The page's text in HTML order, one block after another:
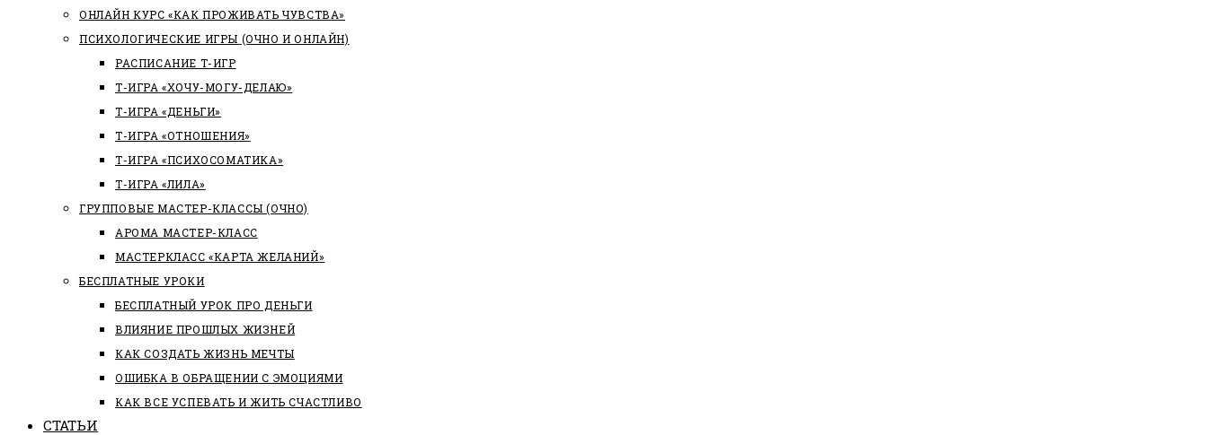
ОНЛАЙН КУРС «КАК ПРОЖИВАТЬ ЧУВСТВА»
ПСИХОЛОГИЧЕСКИЕ ИГРЫ (ОЧНО И ОНЛАЙН)
РАСПИСАНИЕ Т-ИГР
Т-ИГРА «ХОЧУ-МОГУ-ДЕЛАЮ»
Т-ИГРА «ДЕНЬГИ»
Т-ИГРА «ОТНОШЕНИЯ»
Т-ИГРА «ПСИХОСОМАТИКА»
Т-ИГРА «ЛИЛА»
ГРУППОВЫЕ МАСТЕР-КЛАССЫ (ОЧНО)
АРОМА МАСТЕР-КЛАСС
МАСТЕРКЛАСС «КАРТА ЖЕЛАНИЙ»
БЕСПЛАТНЫЕ УРОКИ
БЕСПЛАТНЫЙ УРОК ПРО ДЕНЬГИ
ВЛИЯНИЕ ПРОШЛЫХ ЖИЗНЕЙ
КАК СОЗДАТЬ ЖИЗНЬ МЕЧТЫ
ОШИБКА В ОБРАЩЕНИИ С ЭМОЦИЯМИ
КАК ВСЕ УСПЕВАТЬ И ЖИТЬ СЧАСТЛИВО
СТАТЬИ